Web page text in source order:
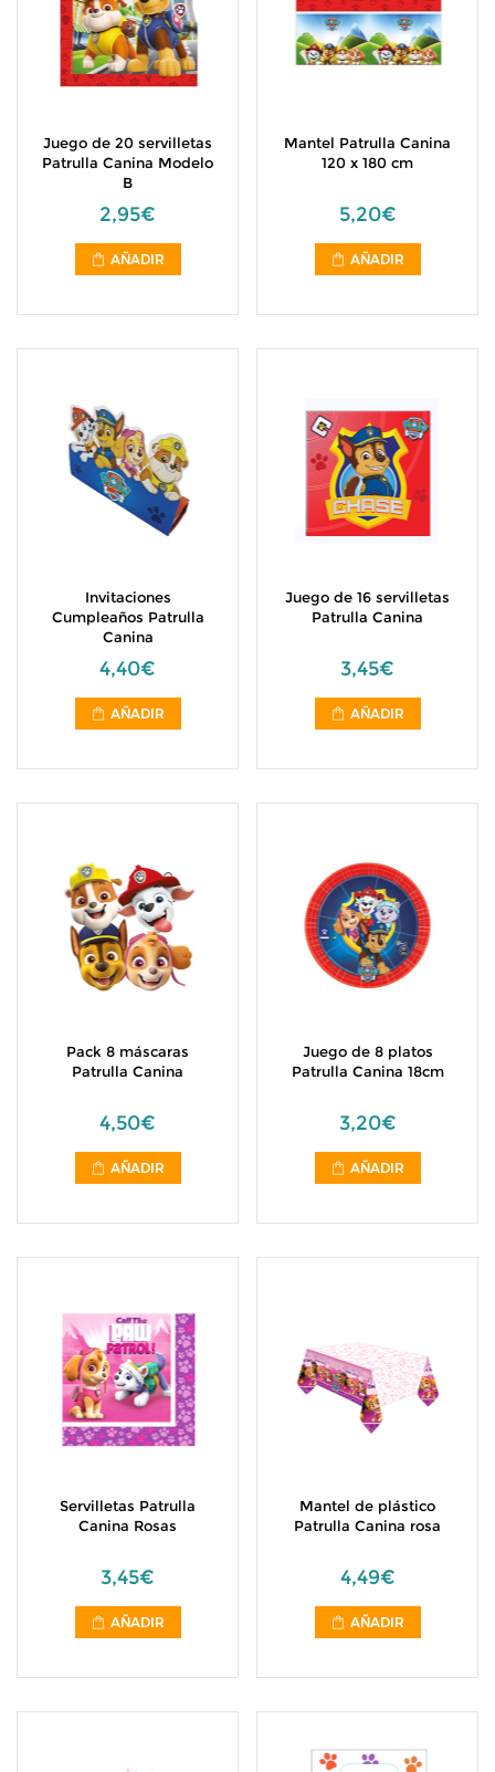
Juego de 20 servilletas
Patrulla Canina Modelo
B
2,95€
AÑADIR
Mantel Patrulla Canina
120 x 180 cm
5,20€
AÑADIR
Invitaciones
Cumpleaños Patrulla
Canina
4,40€
AÑADIR
Juego de 16 servilletas
Patrulla Canina
3,45€
AÑADIR
Pack 8 máscaras
Patrulla Canina
4,50€
AÑADIR
Juego de 8 platos
Patrulla Canina 18cm
3,20€
AÑADIR
Servilletas Patrulla
Canina Rosas
3,45€
AÑADIR
Mantel de plástico
Patrulla Canina rosa
4,49€
AÑADIR